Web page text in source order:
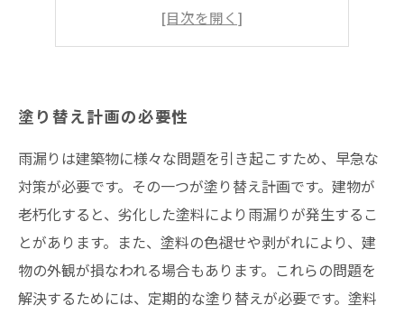
タイミングと頻度
塗り替えのプロセス
塗り替え計画の必要性
雨漏りは建築物に様々な問題を引き起こすため、早急な
対策が必要です。その一つが塗り替え計画です。建物が
老朽化すると、劣化した塗料により雨漏りが発生するこ
とがあります。また、塗料の色褪せや剥がれにより、建
物の外観が損なわれる場合もあります。これらの問題を
解決するためには、定期的な塗り替えが必要です。塗料